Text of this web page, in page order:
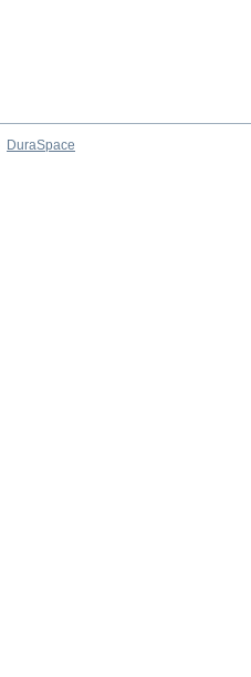
DuraSpace